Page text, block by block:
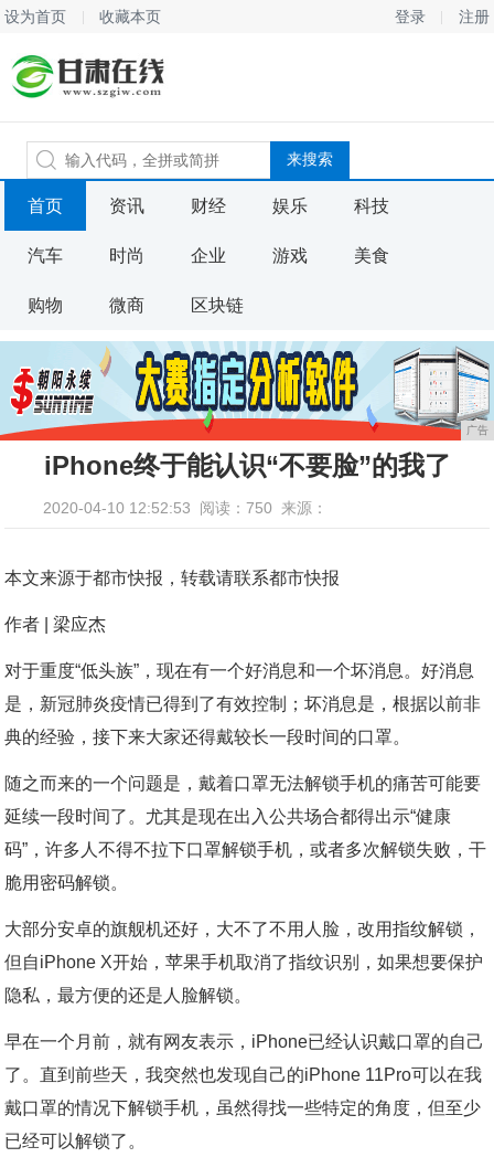
设为首页 收藏本页 登录 注册
首页 资讯 财经 娱乐 科技
汽车 时尚 企业 游戏 美食
购物 微商 区块链
广告
iPhone终于能认识“不要脸”的我了
2020-04-10 12:52:53 阅读：750 来源：
本文来源于都市快报，转载请联系都市快报
作者 | 梁应杰
对于重度“低头族”，现在有一个好消息和一个坏消息。好消息
是，新冠肺炎疫情已得到了有效控制；坏消息是，根据以前非
典的经验，接下来大家还得戴较长一段时间的口罩。
随之而来的一个问题是，戴着口罩无法解锁手机的痛苦可能要
延续一段时间了。尤其是现在出入公共场合都得出示“健康
码”，许多人不得不拉下口罩解锁手机，或者多次解锁失败，干
脆用密码解锁。
大部分安卓的旗舰机还好，大不了不用人脸，改用指纹解锁，
但自iPhone X开始，苹果手机取消了指纹识别，如果想要保护
隐私，最方便的还是人脸解锁。
早在一个月前，就有网友表示，iPhone已经认识戴口罩的自己
了。直到前些天，我突然也发现自己的iPhone 11Pro可以在我
戴口罩的情况下解锁手机，虽然得找一些特定的角度，但至少
已经可以解锁了。